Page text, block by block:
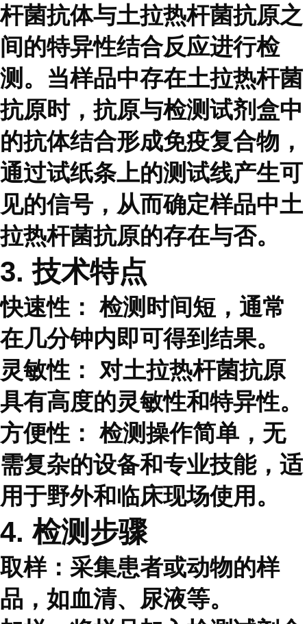
杆菌抗体与土拉热杆菌抗原之
间的特异性结合反应进行检
测。当样品中存在土拉热杆菌
抗原时，抗原与检测试剂盒中
的抗体结合形成免疫复合物，
通过试纸条上的测试线产生可
见的信号，从而确定样品中土
拉热杆菌抗原的存在与否。
3. 技术特点
快速性： 检测时间短，通常
在几分钟内即可得到结果。
灵敏性： 对土拉热杆菌抗原
具有高度的灵敏性和特异性。
方便性： 检测操作简单，无
需复杂的设备和专业技能，适
用于野外和临床现场使用。
4. 检测步骤
取样：采集患者或动物的样
品，如血清、尿液等。